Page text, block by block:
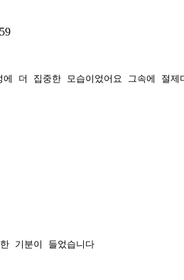
기분이 들었습니다